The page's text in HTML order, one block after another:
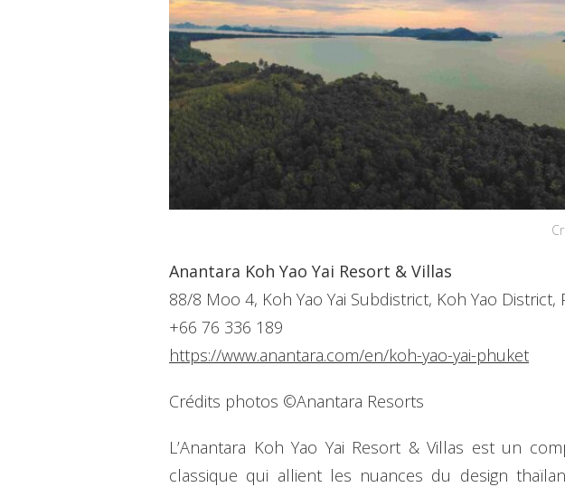
Anantara Koh Yao Yai Resort & Villas
88/8 Moo 4, Koh Yao Yai Subdistrict, Koh Yao District,
+66 76 336 189
https://www.anantara.com/en/koh-yao-yai-phuket
Crédits photos ©Anantara Resorts
L’Anantara Koh Yao Yai Resort & Villas est un
classique qui allient les nuances du design